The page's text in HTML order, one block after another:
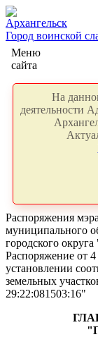
Архангельск
Город воинской
Меню
сайта
На
деятельности
Распоряжения
муниципального
городского
Распоряжение от
установлении
земельных
29:22:081503:16"